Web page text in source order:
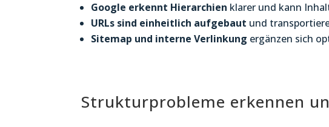
Google erkennt Hierarchien klarer und kann
URLs sind einheitlich aufgebaut und
Sitemap und interne Verlinkung ergänzen sich
Strukturprobleme erkennen